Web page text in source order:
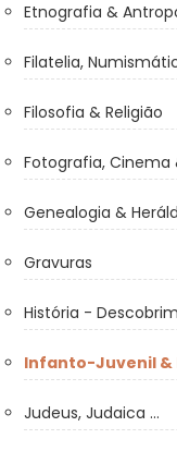
Etnografia &
Filatelia,
Filosofia & Religião
Fotografia, Cinema
Genealogia &
Gravuras
História -
Infanto-Juvenil &
Judeus, Judaica ...